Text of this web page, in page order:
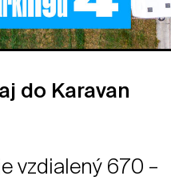
do Karavan
vzdialený 670 –